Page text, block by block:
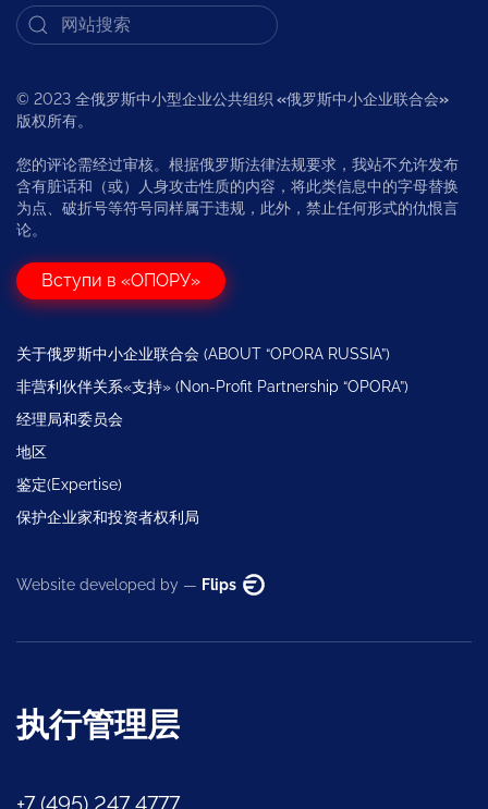
© 2023 全俄罗斯中小型企业公共组织 «俄罗斯中小企业联合会»
版权所有。
您的评论需经过审核。根据俄罗斯法律法规要求，我站不允许发布
含有脏话和（或）人身攻击性质的内容，将此类信息中的字母替换
为点、破折号等符号同样属于违规，此外，禁止任何形式的仇恨言
论。
Вступи в «ОПОРУ»
关于俄罗斯中小企业联合会 (ABOUT “OPORA RUSSIA”)
非营利伙伴关系«支持» (Non-Profit Partnership “OPORA”)
经理局和委员会
地区
鉴定(Expertise)
保护企业家和投资者权利局
Website developed by — Flips
执行管理层